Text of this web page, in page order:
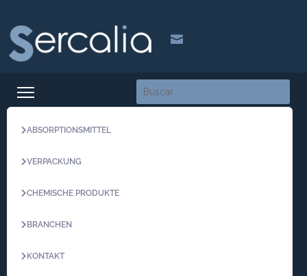

ABSORPTIONSMITTEL
VERPACKUNG
CHEMISCHE PRODUKTE
BRANCHEN
KONTAKT